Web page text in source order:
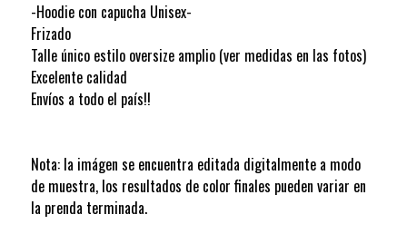
-Hoodie con capucha Unisex-
Frizado
Talle único estilo oversize amplio (ver medidas en las fotos)
Excelente calidad
Envíos a todo el país!!
Nota: la imágen se encuentra editada digitalmente a modo
de muestra, los resultados de color finales pueden variar en
la prenda terminada.